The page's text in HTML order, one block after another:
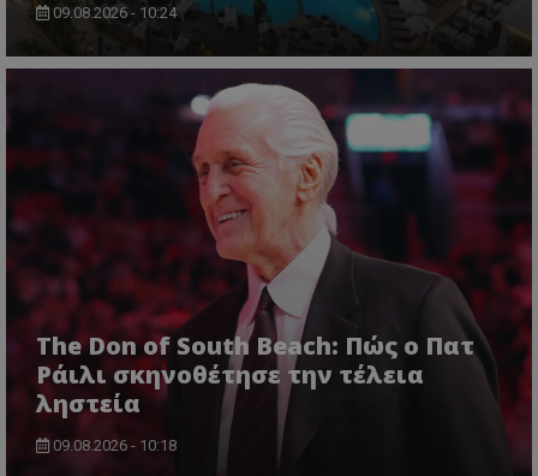
09.08.2026 - 10:24
The Don of South Beach: Πώς ο Πατ
Ράιλι σκηνοθέτησε την τέλεια
ληστεία
09.08.2026 - 10:18